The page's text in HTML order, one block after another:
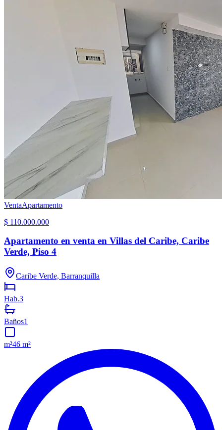
VentaApartamento
$ 110.000.000
Apartamento en venta en Villas del Caribe, Caribe
Verde, Piso 4
Caribe Verde, Barranquilla
Hab.3
Baños1
m²46 m²